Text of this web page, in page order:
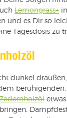
Lemongrass+
und es Dir so
Tagesdosis zu
dunkel